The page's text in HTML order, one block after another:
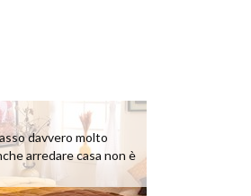
davvero molto
arredare casa non è